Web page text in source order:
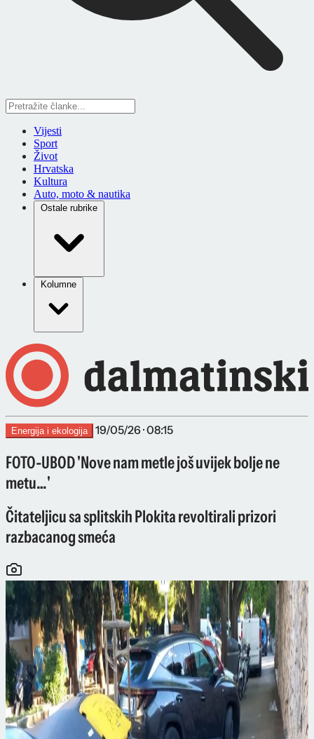
Vijesti
Sport
Život
Hrvatska
Kultura
Auto, moto & nautika
Ostale rubrike
Kolumne
Energija i ekologija 19/05/26 · 08:15
FOTO-UBOD 'Nove nam metle još uvijek bolje ne
metu…'
Čitateljicu sa splitskih Plokita revoltirali prizori
razbacanog smeća